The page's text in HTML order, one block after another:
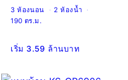
3 ห้องนอน
2 ห้องน้ำ
190 ตร.ม.
เริ่ม 3.59 ล้านบาท